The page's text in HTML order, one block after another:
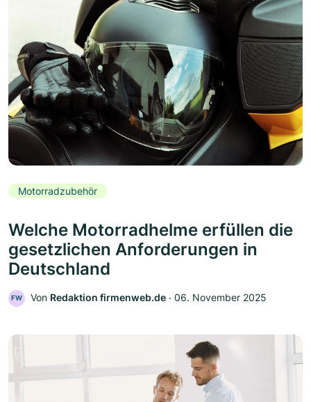
Motorradzubehör
Welche Motorradhelme erfüllen die
gesetzlichen Anforderungen in
Deutschland
FW Von Redaktion firmenweb.de ‧ 06. November 2025